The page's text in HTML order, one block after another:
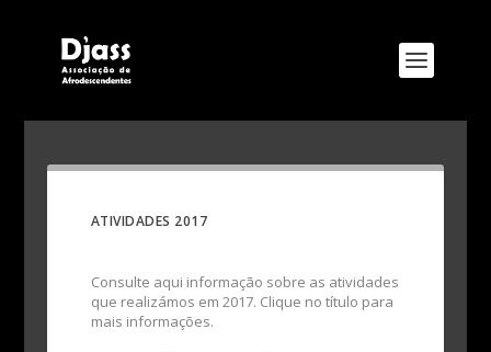
ATIVIDADES 2017
Consulte aqui informação sobre as atividades
que realizámos em 2017. Clique no título para
mais informações.